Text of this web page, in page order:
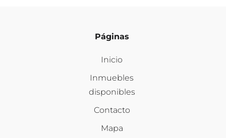
Páginas
Inicio
Inmuebles
disponibles
Contacto
Mapa